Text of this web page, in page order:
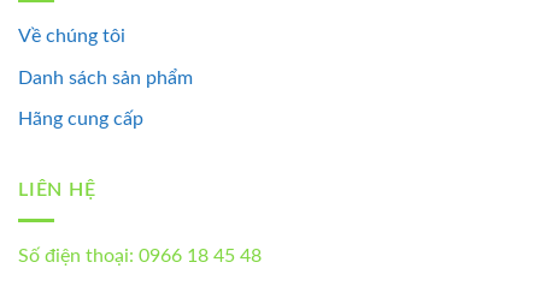
Về chúng tôi
Danh sách sản phẩm
Hãng cung cấp
LIÊN HỆ
Số điện thoại: 0966 18 45 48